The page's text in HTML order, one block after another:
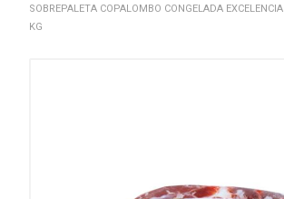
SOBREPALETA COPALOMBO CONGELADA EXCELENCIA
KG